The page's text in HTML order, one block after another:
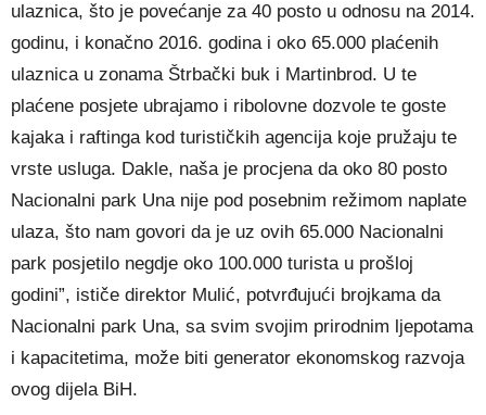
ulaznica, što je povećanje za 40 posto u odnosu na 2014.
godinu, i konačno 2016. godina i oko 65.000 plaćenih
ulaznica u zonama Štrbački buk i Martinbrod. U te
plaćene posjete ubrajamo i ribolovne dozvole te goste
kajaka i raftinga kod turističkih agencija koje pružaju te
vrste usluga. Dakle, naša je procjena da oko 80 posto
Nacionalni park Una nije pod posebnim režimom naplate
ulaza, što nam govori da je uz ovih 65.000 Nacionalni
park posjetilo negdje oko 100.000 turista u prošloj
godini”, ističe direktor Mulić, potvrđujući brojkama da
Nacionalni park Una, sa svim svojim prirodnim ljepotama
i kapacitetima, može biti generator ekonomskog razvoja
ovog dijela BiH.